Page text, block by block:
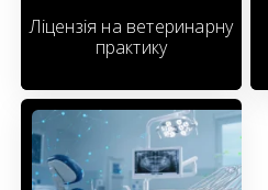
Ліцензія на ветеринарну
практику